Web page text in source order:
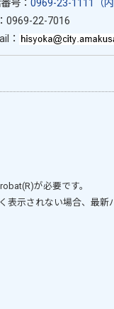
号： 0969-23-1111（内
0969-22-7016
：
が必要です。
表示されない場合、最新